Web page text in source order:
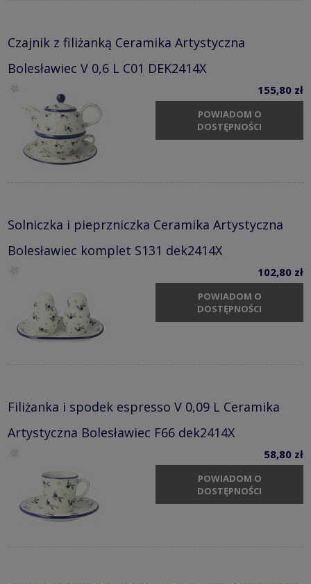
Czajnik z filiżanką Ceramika Artystyczna
Bolesławiec V 0,6 L C01 DEK2414X
155,80 zł
POWIADOM O
DOSTĘPNOŚCI
Solniczka i pieprzniczka Ceramika Artystyczna
Bolesławiec komplet S131 dek2414X
102,80 zł
POWIADOM O
DOSTĘPNOŚCI
Filiżanka i spodek espresso V 0,09 L Ceramika
Artystyczna Bolesławiec F66 dek2414X
58,80 zł
POWIADOM O
DOSTĘPNOŚCI